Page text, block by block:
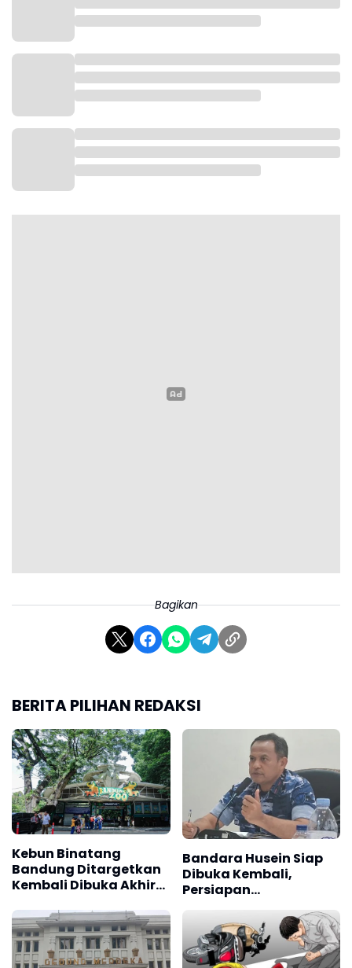
Bagikan
BERITA PILIHAN REDAKSI
Kebun Binatang
Bandung Ditargetkan
Kembali Dibuka Akhir
Bandara Husein Siap
Dibuka Kembali,
Persiapan
Persen